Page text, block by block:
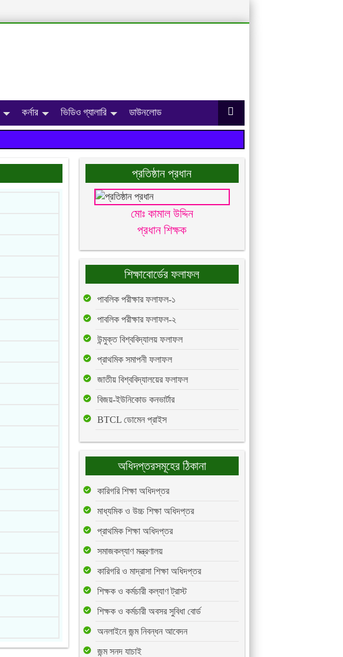
কর্নার ভিডিও গ্যালারি ডাউনলোড
প্রতিষ্ঠান প্রধান
মোঃ কামাল উদ্দিন
প্রধান শিক্ষক
শিক্ষাবোর্ডের ফলাফল
পাবলিক পরীক্ষার ফলাফল-১
পাবলিক পরীক্ষার ফলাফল-২
উন্মুক্ত বিশ্ববিদ্যালয় ফলাফল
প্রাথমিক সমাপনী ফলাফল
জাতীয় বিশ্ববিদ্যালয়ের ফলাফল
বিজয়-ইউনিকোড কনভার্টার
BTCL ডোমেন প্রাইস
অধিদপ্তরসমূহের ঠিকানা
কারিগরি শিক্ষা অধিদপ্তর
মাধ্যমিক ও উচ্চ শিক্ষা অধিদপ্তর
প্রাথমিক শিক্ষা অধিদপ্তর
সমাজকল্যাণ মন্ত্রণালয়
কারিগরি ও মাদ্রাসা শিক্ষা অধিদপ্তর
শিক্ষক ও কর্মচারী কল্যাণ ট্রাস্ট
শিক্ষক ও কর্মচারী অবসর সুবিধা বোর্ড
অনলাইনে জন্ম নিবন্ধন আবেদন
জন্ম সনদ যাচাই